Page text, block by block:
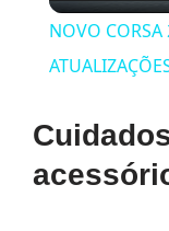
NOVO CORSA